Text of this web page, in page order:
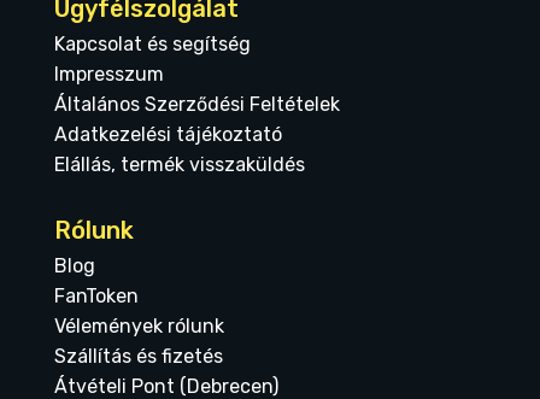
Ügyfélszolgálat
Kapcsolat és segítség
Impresszum
Általános Szerződési Feltételek
Adatkezelési tájékoztató
Elállás, termék visszaküldés
Rólunk
Blog
FanToken
Vélemények rólunk
Szállítás és fizetés
Átvételi Pont (Debrecen)